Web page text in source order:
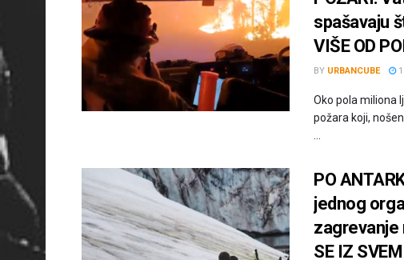
spašavaju
VIŠE OD
BY URBANCUBE
Oko pola miliona
požara koji,
PO
jednog
zagrevanje
SE IZ